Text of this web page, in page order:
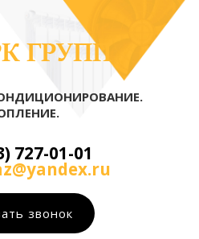
727-01-01
звонок